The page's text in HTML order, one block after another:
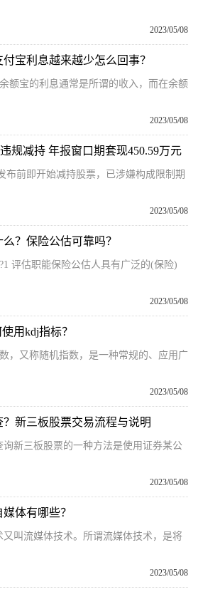
2023/05/08
宝利息越来越少怎么回事？
额宝的利息通常是所谓的收入，而在余额
2023/05/08
规减持 年报窗口期套现450.59万元
布前即开始减持股票，已涉嫌构成限制期
2023/05/08
？保险公估可靠吗？
评估职能保险公估人具有广泛的(保险)
2023/05/08
用kdj指标？
，又称随机指数，是一种常规的、应用广
2023/05/08
新三板股票交易流程与说明
询新三板股票的一种方法是使用证券某公
2023/05/08
体有哪些？
又叫流媒体技术。所谓流媒体技术，是将
2023/05/08